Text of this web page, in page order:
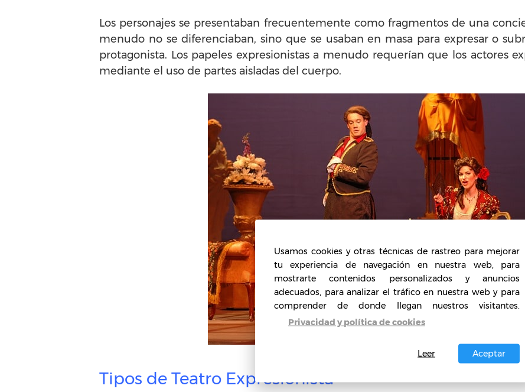
Los personajes se presentaban frecuentemente como fragmentos de una
menudo no se diferenciaban, sino que se usaban en masa para expresar o
protagonista. Los papeles expresionistas a menudo requerían que los actores
mediante el uso de partes aisladas del cuerpo.
Tipos de Teatro Expresionista
Usamos cookies y otras técnicas de rastreo para mejorar
tu experiencia de navegación en nuestra web, para
mostrarte contenidos personalizados y anuncios
adecuados, para analizar el tráfico en nuestra web y para
comprender de donde llegan nuestros visitantes.
Privacidad y política de cookies
Aceptar
Leer